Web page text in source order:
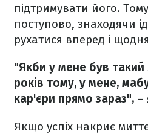
підтримувати його.
поступово, знаходячи
рухатися вперед і
"Якби у мене був такий
років тому, у мене,
кар'єри прямо зараз", –
Якщо успіх накриє